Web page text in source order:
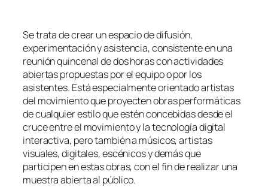
Se trata de crear un espacio de difusión,
experimentación y asistencia, consistente en una
reunión quincenal de dos horas con actividades
abiertas propuestas por el equipo o por los
asistentes. Está especialmente orientado artistas
del movimiento que proyecten obras performáticas
de cualquier estilo que estén concebidas desde el
cruce entre el movimiento y la tecnología digital
interactiva, pero también a músicos, artistas
visuales, digitales, escénicos y demás que
participen en estas obras, con el fin de realizar una
muestra abierta al público.